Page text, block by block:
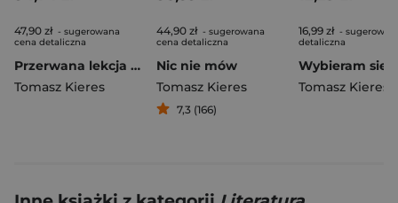
47,90 zł - sugerowana
cena detaliczna
Przerwana lekcja angielskiego
Tomasz Kieres
44,90 zł - sugerowana
cena detaliczna
Nic nie mów
Tomasz Kieres
7,3 (166)
16,99 zł -
detaliczna
Tomasz Kieres